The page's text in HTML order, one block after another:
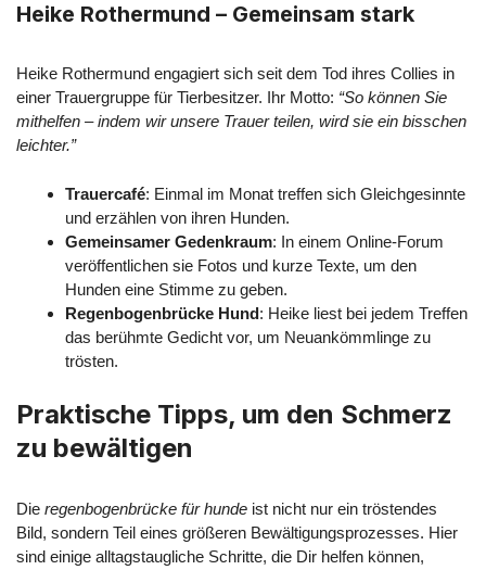
Heike Rothermund – Gemeinsam stark
Heike Rothermund engagiert sich seit dem Tod ihres Collies in
einer Trauergruppe für Tierbesitzer. Ihr Motto: “So können Sie
mithelfen – indem wir unsere Trauer teilen, wird sie ein bisschen
leichter.”
Trauercafé: Einmal im Monat treffen sich Gleichgesinnte
und erzählen von ihren Hunden.
Gemeinsamer Gedenkraum: In einem Online-Forum
veröffentlichen sie Fotos und kurze Texte, um den
Hunden eine Stimme zu geben.
Regenbogenbrücke Hund: Heike liest bei jedem Treffen
das berühmte Gedicht vor, um Neuankömmlinge zu
trösten.
Praktische Tipps, um den Schmerz
zu bewältigen
Die regenbogenbrücke für hunde ist nicht nur ein tröstendes
Bild, sondern Teil eines größeren Bewältigungsprozesses. Hier
sind einige alltagstaugliche Schritte, die Dir helfen können,